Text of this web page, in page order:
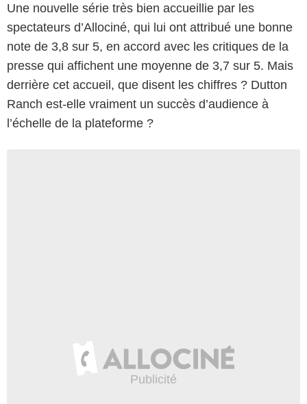
Une nouvelle série très bien accueillie par les
spectateurs d’Allociné, qui lui ont attribué une bonne
note de 3,8 sur 5, en accord avec les critiques de la
presse qui affichent une moyenne de 3,7 sur 5. Mais
derrière cet accueil, que disent les chiffres ? Dutton
Ranch est-elle vraiment un succès d’audience à
l’échelle de la plateforme ?